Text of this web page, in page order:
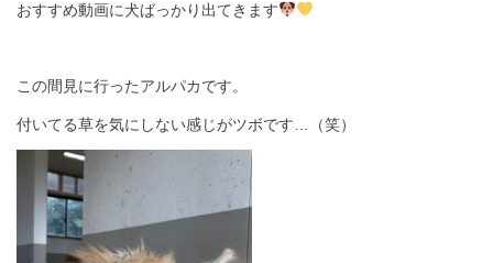
おすすめ動画に犬ばっかり出てきます
この間見に行ったアルパカです。
付いてる草を気にしない感じがツボです…（笑）